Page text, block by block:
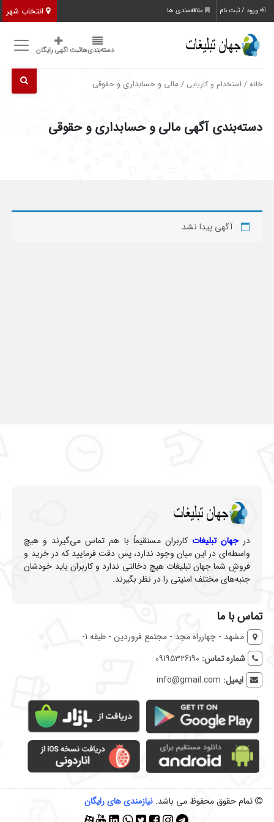
انتخاب شهر ورود / ثبت نام علاقه‌مندی ها
دسته‌بندی‌هاثبت اگهی رایگان
خانه / استخدام و کاریابی / مالی و حسابداری و حقوقی
دسته‌بندی آگهی مالی و حسابداری و حقوقی
آگهی پیدا نشد
درجهان تبلیغات کاربران مستقیماً با هم تماس می‌گیرند و هیچ
واسطه‌ای در این میان وجود ندارد، پس دقت فرمایید که در خرید و
فروشِ شما جهان تبلیغات هیچ دخالتی ندارد و کاربران باید خودشان
جنبه‌های مختلف امنیتی را در نظر بگیرند.
تماس با ما
مشهد - چهارراه مجد - مجتمع فروردین - طبقه 1-
شماره تماس: 09195326190
ایمیل: info@gmail.com
تمام حقوق محفوظ می باشد.نیازمندی‌ های رایگان